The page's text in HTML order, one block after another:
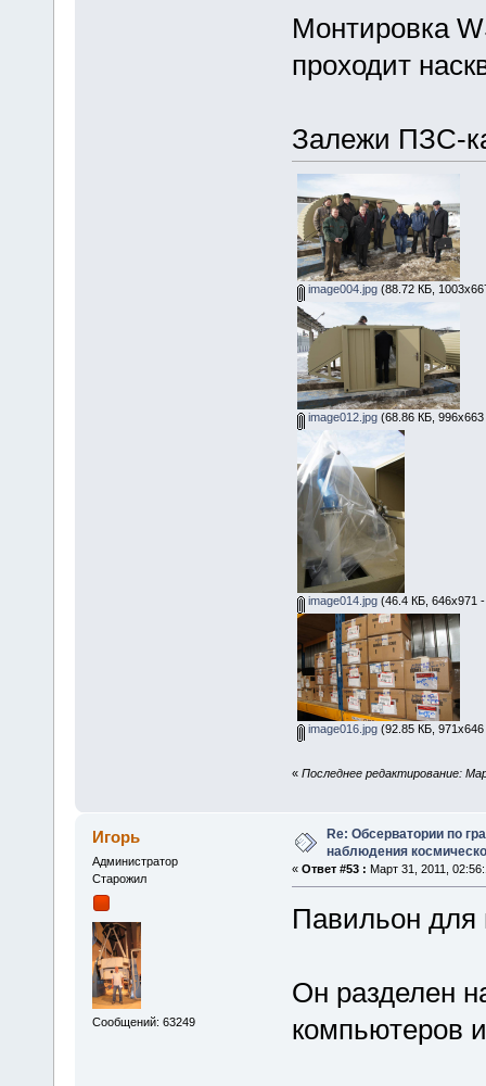
Монтировка
проходит
Залежи ПЗС-
image004.jpg(88.72 КБ,
image012.jpg(68.86 КБ, 996x663
image014.jpg(46.4 КБ, 646x971 -
image016.jpg(92.85 КБ, 971x646
« Последнее редактирование:
Игорь
Администратор
Старожил
Сообщений: 63249
Re: Обсерватории по
наблюдения
« Ответ #53 : Март 31, 2011,
Павильон для
Он разделен
компьютеров